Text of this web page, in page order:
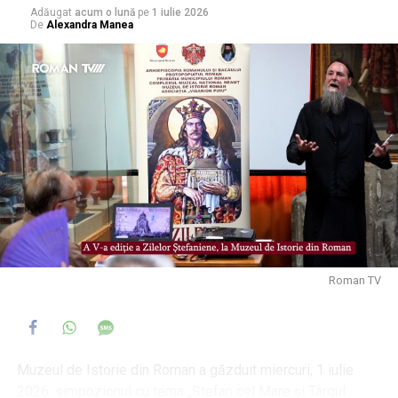
Adăugat acum o lună pe 1 iulie 2026
De Alexandra Manea
Roman TV